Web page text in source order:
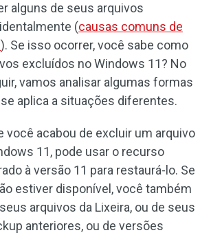
alguns de seus arquivos
(causas comuns de
). Se isso ocorrer, você sabe como
excluídos no Windows 11? No
vamos analisar algumas formas
aplica a situações diferentes.
você acabou de excluir um arquivo
11, pode usar o recurso
à versão 11 para restaurá-lo. Se
estiver disponível, você também
arquivos da Lixeira, ou de seus
anteriores, ou de versões